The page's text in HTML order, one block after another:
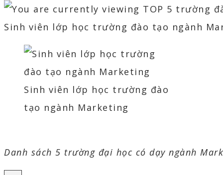
Sinh viên lớp học trường đào tạo ngành
Sinh viên lớp học trường đào
tạo ngành Marketing
Danh sách 5 trường đại học có dạy ngành